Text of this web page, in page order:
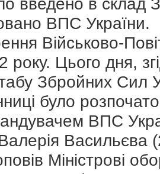
ВПС України.
Військово-
року. Цього дня,
Збройних Сил
було
ВПС
Васильєва
Міністрові